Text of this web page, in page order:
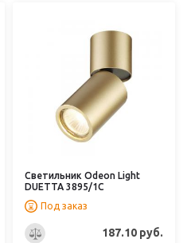
Светильник Odeon Light
DUETTA 3895/1C
Под заказ
187.10 руб.